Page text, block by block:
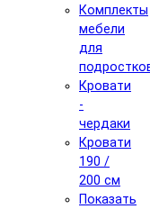
Комплекты
мебели
для
Кровати
-
чердаки
Кровати
190 /
200 см
Показать